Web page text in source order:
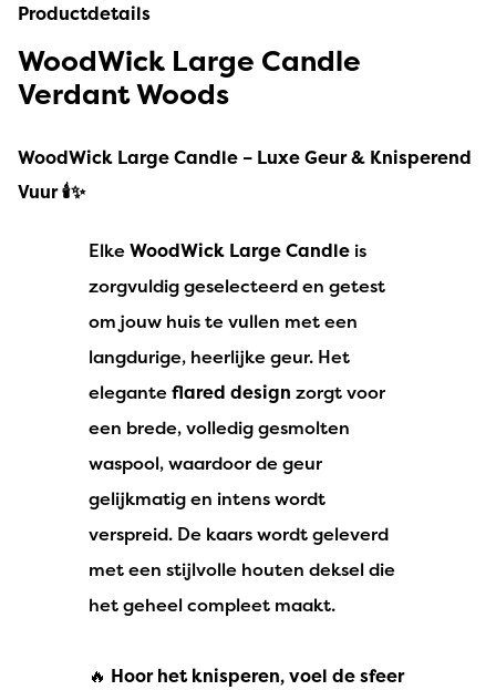
Productdetails
WoodWick Large Candle
Verdant Woods
WoodWick Large Candle – Luxe Geur & Knisperend
Vuur🕯️✨
Elke WoodWick Large Candle is
zorgvuldig geselecteerd en getest
om jouw huis te vullen met een
langdurige, heerlijke geur. Het
elegante flared design zorgt voor
een brede, volledig gesmolten
waspool, waardoor de geur
gelijkmatig en intens wordt
verspreid. De kaars wordt geleverd
met een stijlvolle houten deksel die
het geheel compleet maakt.
🔥 Hoor het knisperen, voel de sfeer